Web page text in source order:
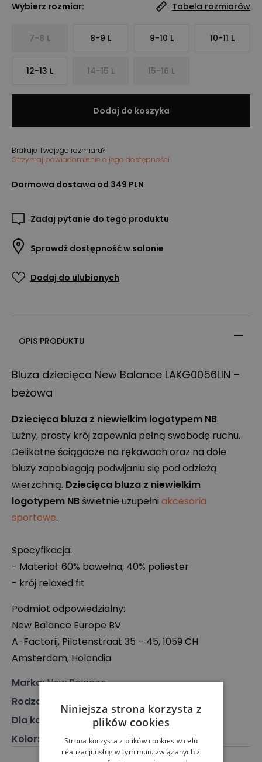
Wybierz rozmiar: Tabela rozmiarów
7-8 L 8-9 L 9-10 L 10-11 L
12-13 L 14-15 L 15-16 L
Dodaj do koszyka
Brakuje Twojego rozmiaru?
Otrzymaj powiadomienie o jego dostępności
Darmowa dostawa od 349 PLN
Zadaj pytanie do tego produktu
Sprawdź dostępność w salonie
Dodaj do ulubionych
OPIS PRODUKTU
Bluza dziecięca New Balance LAKG0056LIN –
beżowa
Dziecięca bluza z niewielkim logotypem NB.
Luźny, prosty krój zapewnia pełną swobodę ruchu.
Delikatne ściągacze na rękawach oraz na dole
bluzy zapobiegają podwijaniu się pod odzieżą
wierzchnią. Dziecięca bluza z niewielkim
logotypem NB świetnie uzupełni akcesoria
sportowe.
Specyfikacja:
- Materiał: 60% bawełna, 40% poliester
- krój relaxed fit
Podmiot odpowiedzialny:
New Balance Europe BV
A-Factorij, Pilotenstraat 35 – 45, 1059 CH
Amsterdam, Holandia
Marka:New Balance
Rodzaj
Odzież, Bluza
Dla kogo
Dla dziecka
Kolor: Beżowy
Niniejsza strona korzysta z
plików cookies
Strona korzysta z plików cookies w celu
realizacji usług w tym m.in. związanych z